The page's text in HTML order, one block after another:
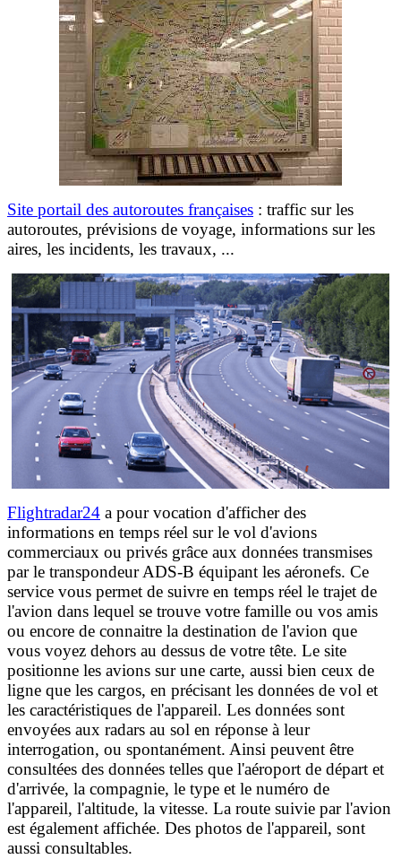
Site portail des autoroutes françaises : traffic sur les
autoroutes, prévisions de voyage, informations sur les
aires, les incidents, les travaux, ...
Flightradar24 a pour vocation d'afficher des
informations en temps réel sur le vol d'avions
commerciaux ou privés grâce aux données transmises
par le transpondeur ADS-B équipant les aéronefs. Ce
service vous permet de suivre en temps réel le trajet de
l'avion dans lequel se trouve votre famille ou vos amis
ou encore de connaitre la destination de l'avion que
vous voyez dehors au dessus de votre tête. Le site
positionne les avions sur une carte, aussi bien ceux de
ligne que les cargos, en précisant les données de vol et
les caractéristiques de l'appareil. Les données sont
envoyées aux radars au sol en réponse à leur
interrogation, ou spontanément. Ainsi peuvent être
consultées des données telles que l'aéroport de départ et
d'arrivée, la compagnie, le type et le numéro de
l'appareil, l'altitude, la vitesse. La route suivie par l'avion
est également affichée. Des photos de l'appareil, sont
aussi consultables.